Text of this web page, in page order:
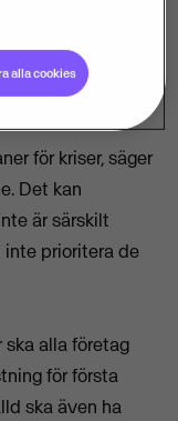
resultatet.
för kriser, säger
Det kan
är särskilt
prioritera de
alla företag
för första
ska även ha
alla cookies